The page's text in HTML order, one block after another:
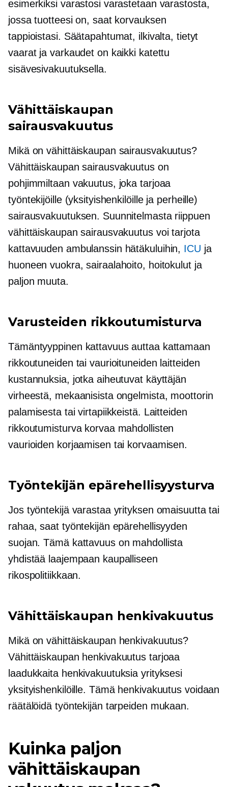
esimerkiksi varastosi varastetaan varastosta,
jossa tuotteesi on, saat korvauksen
tappioistasi. Säätapahtumat, ilkivalta, tietyt
vaarat ja varkaudet on kaikki katettu
sisävesivakuutuksella.
Vähittäiskaupan
sairausvakuutus
Mikä on vähittäiskaupan sairausvakuutus?
Vähittäiskaupan sairausvakuutus on
pohjimmiltaan vakuutus, joka tarjoaa
työntekijöille (yksityishenkilöille ja perheille)
sairausvakuutuksen. Suunnitelmasta riippuen
vähittäiskaupan sairausvakuutus voi tarjota
kattavuuden ambulanssin hätäkuluihin, ICU ja
huoneen vuokra, sairaalahoito, hoitokulut ja
paljon muuta.
Varusteiden rikkoutumisturva
Tämäntyyppinen kattavuus auttaa kattamaan
rikkoutuneiden tai vaurioituneiden laitteiden
kustannuksia, jotka aiheutuvat käyttäjän
virheestä, mekaanisista ongelmista, moottorin
palamisesta tai virtapiikkeistä. Laitteiden
rikkoutumisturva korvaa mahdollisten
vaurioiden korjaamisen tai korvaamisen.
Työntekijän epärehellisyysturva
Jos työntekijä varastaa yrityksen omaisuutta tai
rahaa, saat työntekijän epärehellisyyden
suojan. Tämä kattavuus on mahdollista
yhdistää laajempaan kaupalliseen
rikospolitiikkaan.
Vähittäiskaupan henkivakuutus
Mikä on vähittäiskaupan henkivakuutus?
Vähittäiskaupan henkivakuutus tarjoaa
laadukkaita henkivakuutuksia yrityksesi
yksityishenkilöille. Tämä henkivakuutus voidaan
räätälöidä työntekijän tarpeiden mukaan.
Kuinka paljon
vähittäiskaupan